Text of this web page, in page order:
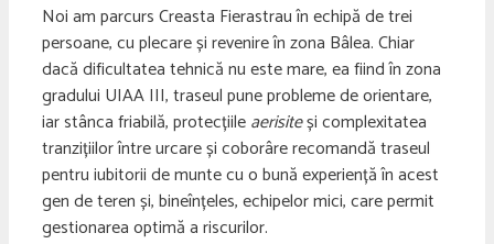
Noi am parcurs Creasta Fierastrau în echipă de trei
persoane, cu plecare și revenire în zona Bâlea. Chiar
dacă dificultatea tehnică nu este mare, ea fiind în zona
gradului UIAA III, traseul pune probleme de orientare,
iar stânca friabilă, protecțiileaerisiteși complexitatea
tranzițiilor între urcare și coborâre recomandă traseul
pentru iubitorii de munte cu o bună experiență în acest
gen de teren și, bineînțeles, echipelor mici, care permit
gestionarea optimă a riscurilor.